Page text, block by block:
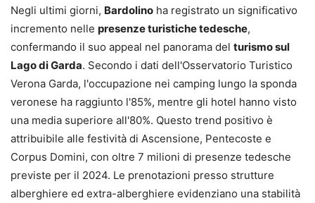
Negli ultimi giorni, Bardolino ha registrato un significativo
incremento nelle presenze turistiche tedesche,
confermando il suo appeal nel panorama del turismo sul
Lago di Garda. Secondo i dati dell'Osservatorio Turistico
Verona Garda, l'occupazione nei camping lungo la sponda
veronese ha raggiunto l'85%, mentre gli hotel hanno visto
una media superiore all'80%. Questo trend positivo è
attribuibile alle festività di Ascensione, Pentecoste e
Corpus Domini, con oltre 7 milioni di presenze tedesche
previste per il 2024. Le prenotazioni presso strutture
alberghiere ed extra-alberghiere evidenziano una stabilità